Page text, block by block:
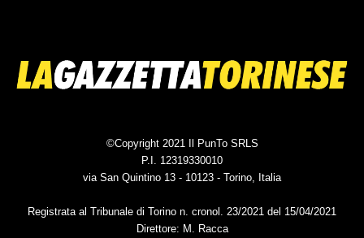
©Copyright 2021 Il PunTo SRLS
P.I. 12319330010
via San Quintino 13 - 10123 - Torino, Italia
Registrata al Tribunale di Torino n. cronol. 23/2021 del 15/04/2021
Direttore: M. Racca